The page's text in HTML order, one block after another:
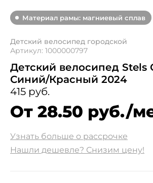
Материал рамы: магниевый сплав
Детский велосипед городской
Артикул: 1000000797
Детский велосипед Stels
Синий/Красный 2024
415 руб.
От 28.50 руб./
Узнать больше о рассрочке
Нашли дешевле? Снизим цену!